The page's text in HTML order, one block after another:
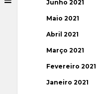
Junho 2021
Maio 2021
Abril 2021
Março 2021
Fevereiro 2021
Janeiro 2021